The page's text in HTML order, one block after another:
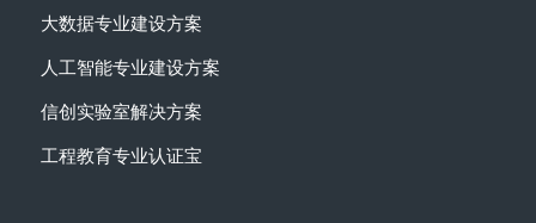
大数据专业建设方案
人工智能专业建设方案
信创实验室解决方案
工程教育专业认证宝